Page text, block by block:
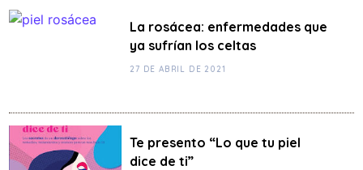
La rosácea: enfermedades que
ya sufrían los celtas
27 DE ABRIL DE 2021
Te presento “Lo que tu piel
dice de ti”